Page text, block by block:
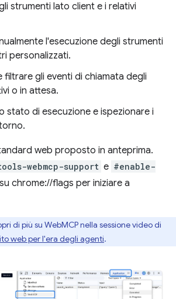
strumenti lato client e i relativi
l'esecuzione degli strumenti
personalizzati.
filtrare gli eventi di chiamata degli
o in attesa.
stato di esecuzione e ispezionare i
web proposto in anteprima.
webmcp-support e #enable-
su chrome://flags per iniziare a
di più su WebMCP nella sessione video di
web per l'era degli agenti.